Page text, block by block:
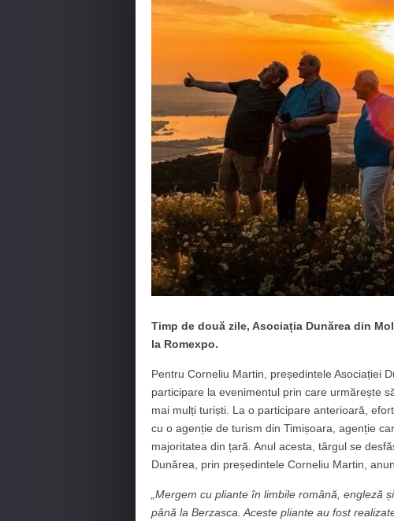
Timp de două zile, Asociația Dunărea din
la Romexpo.
Pentru Corneliu Martin, președintele Asociației
participare la evenimentul prin care urmărește
mai mulți turiști. La o participare anterioară,
cu o agenție de turism din Timișoara, agenție
majoritatea din țară. Anul acesta, târgul se
Dunărea, prin președintele Corneliu Martin,
„Mergem cu pliante în limbile română, engleză
până la Berzasca. Aceste pliante au fost